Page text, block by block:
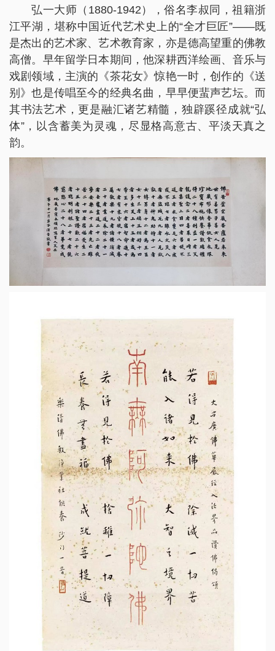
弘一大师（1880-1942），俗名李叔同，祖籍浙
江平湖，堪称中国近代艺术史上的“全才巨匠”——既
是杰出的艺术家、艺术教育家，亦是德高望重的佛教
高僧。早年留学日本期间，他深耕西洋绘画、音乐与
戏剧领域，主演的《茶花女》惊艳一时，创作的《送
别》也是传唱至今的经典名曲，早早便蜚声艺坛。而
其书法艺术，更是融汇诸艺精髓，独辟蹊径成就“弘
体”，以含蓄美为灵魂，尽显格高意古、平淡天真之
韵。